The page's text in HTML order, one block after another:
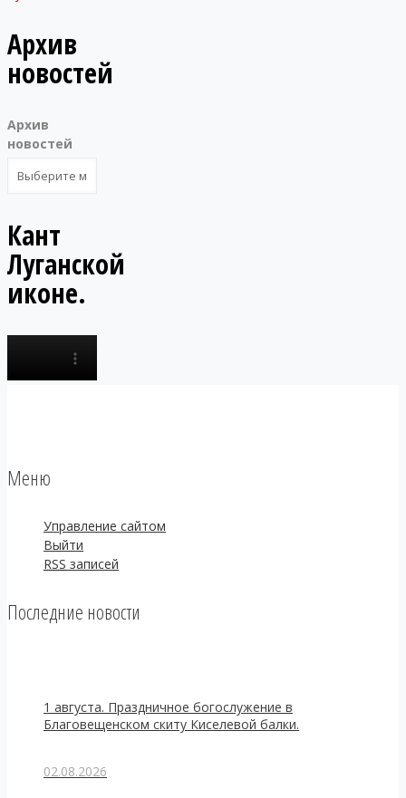
Архив
новостей
Архив
новостей
Кант
Луганской
иконе.
Меню
Управление сайтом
Выйти
RSS записей
Последние новости
1 августа. Праздничное богослужение в
Благовещенском скиту Киселевой балки.
02.08.2026